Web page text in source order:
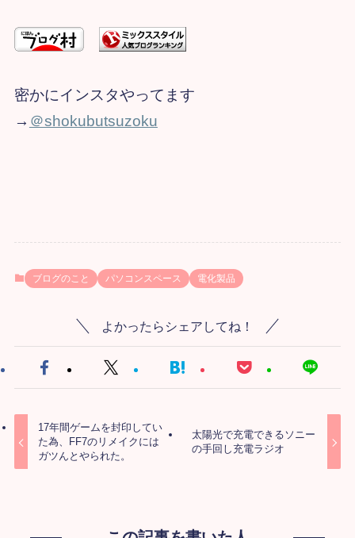
密かにインスタやってます
→​ ＠shokubutsuzoku
ブログのこと パソコンスペース 電化製品
よかったらシェアしてね！
17年間ゲームを封印してい
た為、FF7のリメイクには
ガツんとやられた。
太陽光で充電できるソニー
の手回し充電ラジオ